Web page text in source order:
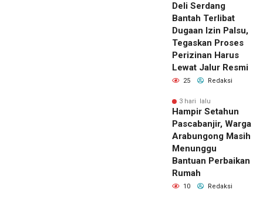
Deli Serdang
Bantah Terlibat
Dugaan Izin Palsu,
Tegaskan Proses
Perizinan Harus
Lewat Jalur Resmi
25 Redaksi
3 hari lalu
Hampir Setahun
Pascabanjir, Warga
Arabungong Masih
Menunggu
Bantuan Perbaikan
Rumah
10 Redaksi